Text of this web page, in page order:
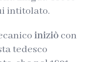
intitolato.
iniziòcon
tedesco